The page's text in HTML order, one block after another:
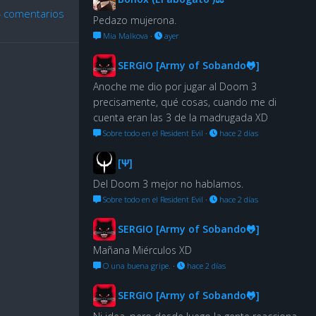
comentarios
Pedazo mujerona.
Mia Malkova · ayer
SERGIO [Army of Sobando🐸]
Anoche me dio por jugar al Doom 3
precisamente, qué cosas, cuando me di
cuenta eran las 3 de la madrugada XD
Sobre todo en el Resident Evil · hace 2 días
[Ψ]
Del Doom 3 mejor no hablamos.
Sobre todo en el Resident Evil · hace 2 días
SERGIO [Army of Sobando🐸]
Mañana Miérculos XD
O una buena gripe. · hace 2 días
SERGIO [Army of Sobando🐸]